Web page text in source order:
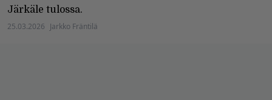
Järkäle tulossa.
25.03.2026 Jarkko Fräntilä